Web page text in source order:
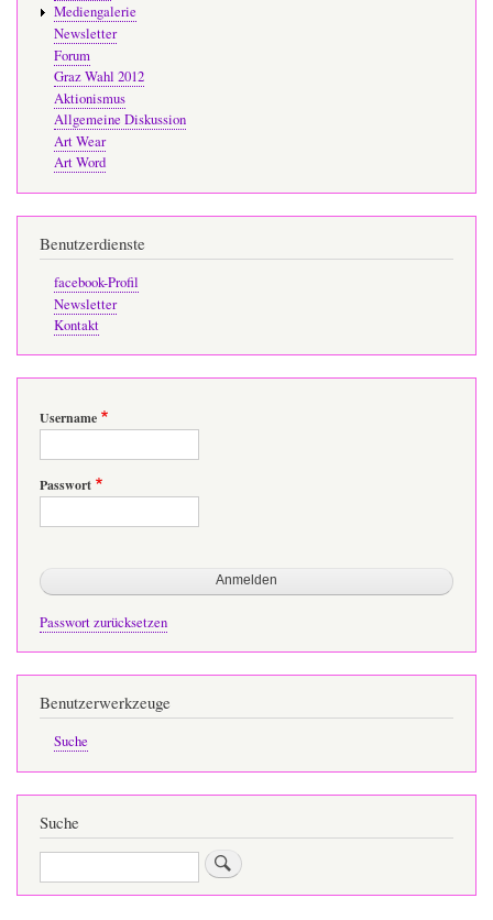
Mediengalerie
Newsletter
Forum
Graz Wahl 2012
Aktionismus
Allgemeine Diskussion
Art Wear
Art Word
Benutzerdienste
facebook-Profil
Newsletter
Kontakt
Username
Passwort
Passwort zurücksetzen
Benutzerwerkzeuge
Suche
Suche
Suche